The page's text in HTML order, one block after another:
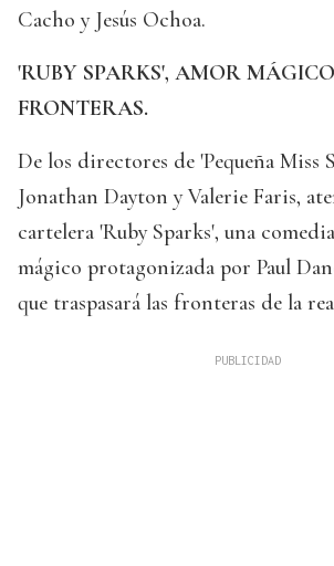
Cacho y Jesús Ochoa.
'RUBY SPARKS', AMOR
FRONTERAS.
De los directores de 'Pequeña Miss
Jonathan Dayton y Valerie Faris,
cartelera 'Ruby Sparks', una
mágico protagonizada por Paul
que traspasará las fronteras de la